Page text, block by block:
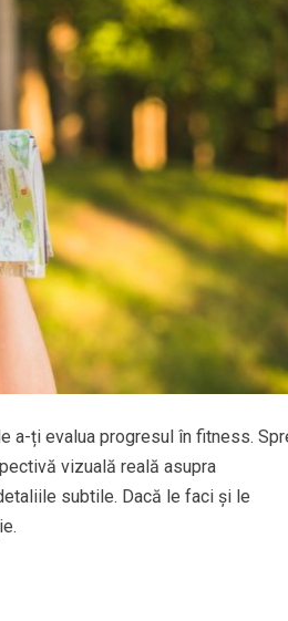
a-ți evalua progresul în fitness.
vizuală reală asupra
subtile. Dacă le faci și le